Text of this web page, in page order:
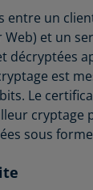
entre un
Web) et un
décryptées
est
Le
cryptage
sous